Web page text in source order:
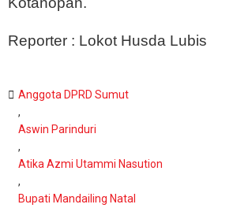
Reporter : Lokot Husda Lubis
Anggota DPRD Sumut
,
Aswin Parinduri
,
Atika Azmi Utammi Nasution
,
Bupati Mandailing Natal